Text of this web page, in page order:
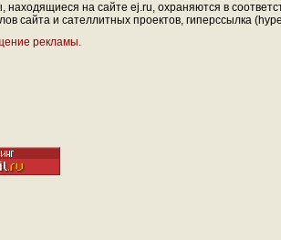
находящиеся на сайте ej.ru, охраняются в
сайта и сателлитных проектов, гиперссылка
рекламы.